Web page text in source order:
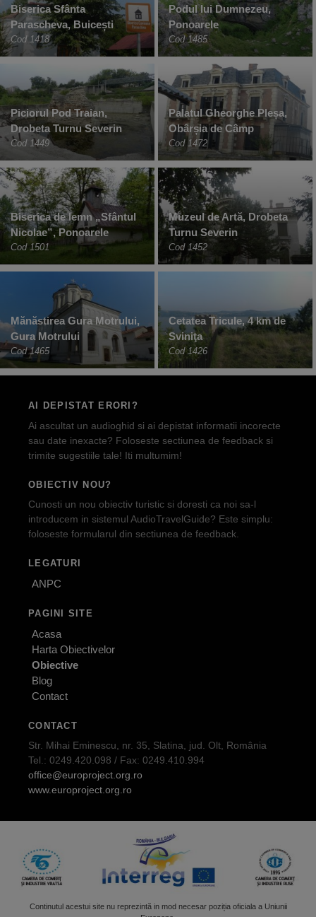
Biserica Sfânta
Parascheva, Buicești
Cod 1418
Podul lui Dumnezeu,
Ponoarele
Cod 1485
Piciorul Pod Traian,
Drobeta Turnu Severin
Cod 1449
Palatul Gheorghe Pleșa,
Obârșia de Câmp
Cod 1472
Biserica de lemn „Sfântul
Nicolae”, Ponoarele
Cod 1501
Muzeul de Artă, Drobeta
Turnu Severin
Cod 1452
Mănăstirea Gura Motrului,
Gura Motrului
Cod 1465
Cetatea Tricule, 4 km de
Sviniţa
Cod 1426
AI DEPISTAT ERORI?
Ai ascultat un audioghid si ai depistat informatii incorecte
sau date inexacte? Foloseste sectiunea de feedback si
trimite sugestiile tale! Iti multumim!
OBIECTIV NOU?
Cunosti un nou obiectiv turistic si doresti ca noi sa-l
introducem in sistemul AudioTravelGuide? Este simplu:
foloseste formularul din sectiunea de feedback.
LEGATURI
ANPC
PAGINI SITE
Acasa
Harta Obiectivelor
Obiective
Blog
Contact
CONTACT
Str. Mihai Eminescu, nr. 35, Slatina, jud. Olt, România
Tel.: 0249.420.098 / Fax: 0249.410.994
office@europroject.org.ro
www.europroject.org.ro
Continutul acestui site nu reprezintă in mod necesar poziția oficiala a Uniunii